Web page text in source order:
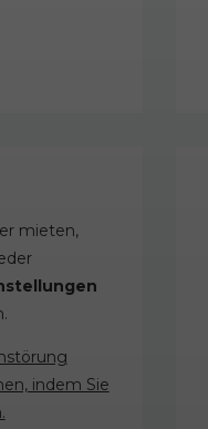
mieten,
indem Sie